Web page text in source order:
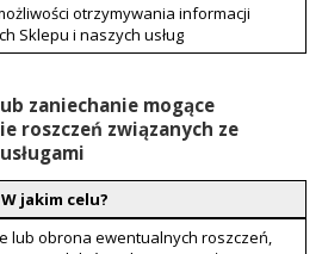
otrzymywania informacji
Sklepu i naszych usług
zaniechanie mogące
roszczeń związanych ze
W jakim celu?
lub obrona ewentualnych roszczeń,